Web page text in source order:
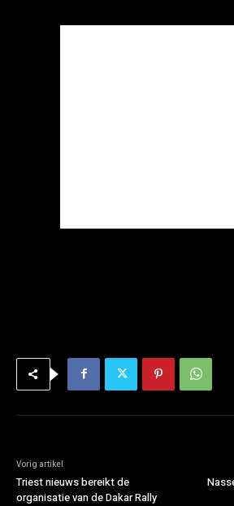
Vorig artikel
Triest nieuws bereikt de
organisatie van de Dakar Rally